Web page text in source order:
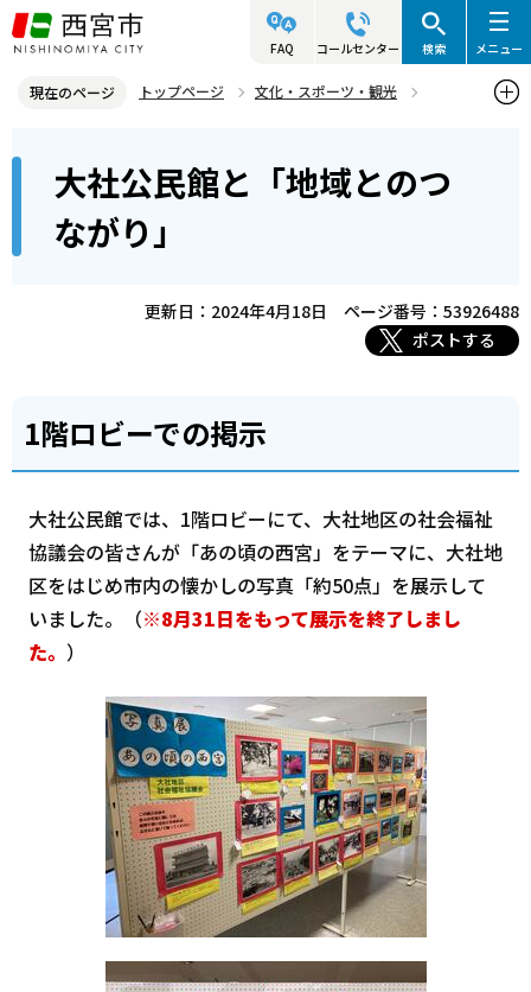
こ
の
ジ
頭
FAQ コールセンター 検索 メニュー
現在のページ トップページ
文化・スポーツ・観光
大社公民館と「地域とのつながり」
大社公民館と「地域とのつ
ながり」
更新日：2024年4月18日
ページ番号：53926488
ポストする
1階ロビーでの掲示
大社公民館では、1階ロビーにて、大社地区の社会福祉
協議会の皆さんが「あの頃の西宮」をテーマに、大社地
区をはじめ市内の懐かしの写真「約50点」を展示して
いました。（※8月31日をもって展示を終了しまし
た。 ）